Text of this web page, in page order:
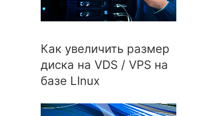
Как увеличить размер
диска на VDS / VPS на
базе LInux